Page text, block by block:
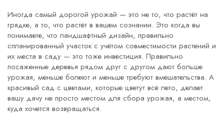
Иногда самый дорогой урожай — это не то, что растёт на
грядке, а то, что растёт в вашем сознании. Это когда вы
понимаете, чтоландшафтный дизайн, правильно
спланированный участок с учётом совместимости растений и
их места в саду — это тоже инвестиция. Правильно
посаженные деревья рядом друг с другом дают больше
урожая, меньше болеют и меньше требуют вмешательства. А
красивый сад с цветами, которые цветут всё лето, делает
вашу дачу не просто местом для сбора урожая, а местом,
куда хочется возвращаться.